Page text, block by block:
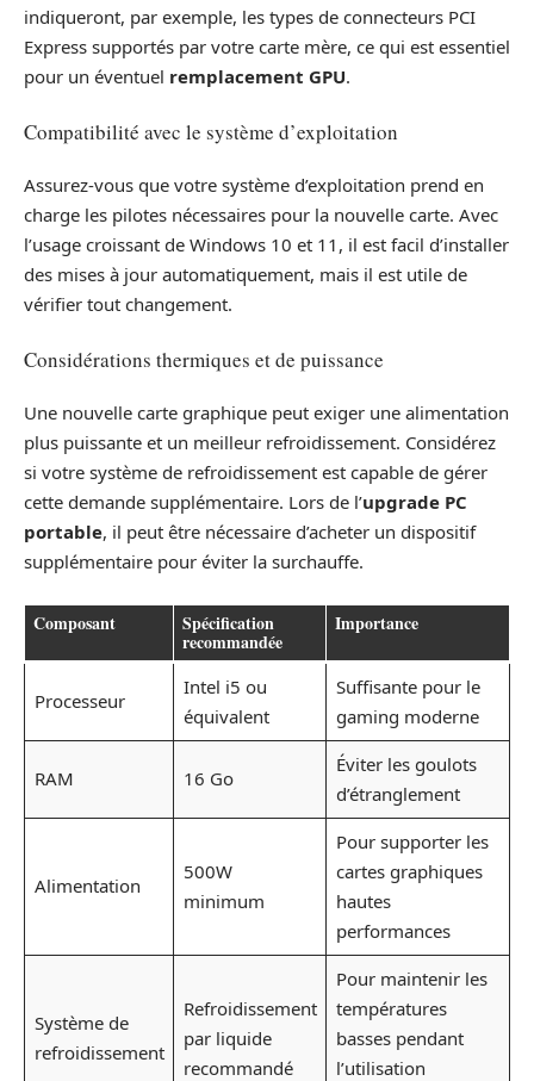
indiqueront, par exemple, les types de connecteurs PCI
Express supportés par votre carte mère, ce qui est essentiel
pour un éventuel remplacement GPU.
Compatibilité avec le système d’exploitation
Assurez-vous que votre système d’exploitation prend en
charge les pilotes nécessaires pour la nouvelle carte. Avec
l’usage croissant de Windows 10 et 11, il est facil d’installer
des mises à jour automatiquement, mais il est utile de
vérifier tout changement.
Considérations thermiques et de puissance
Une nouvelle carte graphique peut exiger une alimentation
plus puissante et un meilleur refroidissement. Considérez
si votre système de refroidissement est capable de gérer
cette demande supplémentaire. Lors de l’upgrade PC
portable, il peut être nécessaire d’acheter un dispositif
supplémentaire pour éviter la surchauffe.
Composant Spécification
recommandée
Importance
Processeur
Intel i5 ou
équivalent
Suffisante pour le
gaming moderne
RAM 16 Go
Éviter les goulots
d’étranglement
Alimentation
500W
minimum
Pour supporter les
cartes graphiques
hautes
performances
Système de
refroidissement
Refroidissement
par liquide
recommandé
Pour maintenir les
températures
basses pendant
l’utilisation